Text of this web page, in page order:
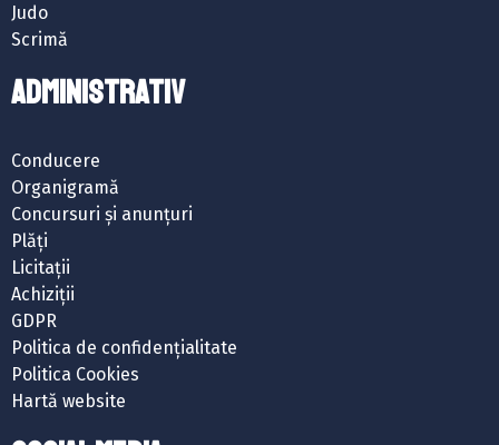
Judo
Scrimă
ADMINISTRATIV
Conducere
Organigramă
Concursuri și anunțuri
Plăți
Licitații
Achiziții
GDPR
Politica de confidențialitate
Politica Cookies
Hartă website